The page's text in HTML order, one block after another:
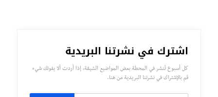
اشترك في نشرتنا البريدية
كل أسبوع تُنشر في المحطة بعض المواضيع الشيقة، إذا أردت ألا يفوتك شيء
قم بالإشتراك في نشرتنا البريدية من هنا.